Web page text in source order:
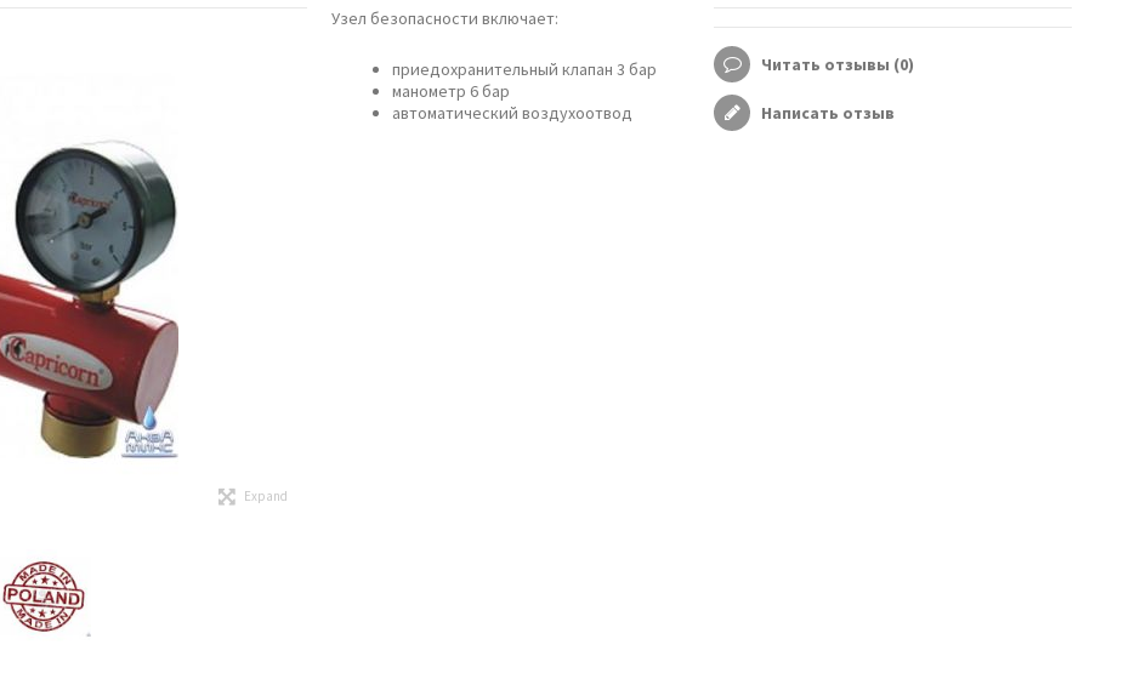
Expand
Узел безопaсности включает:
приедохранительный клапан 3 бар
манометр 6 бар
автоматический воздухоотвод
Читать отзывы (0)
Написать отзыв